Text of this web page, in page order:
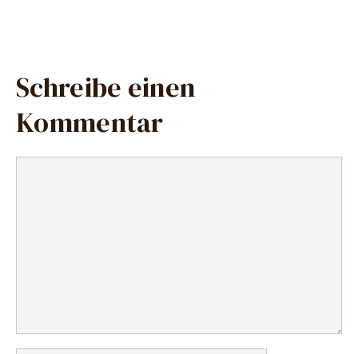
Schreibe einen
Kommentar